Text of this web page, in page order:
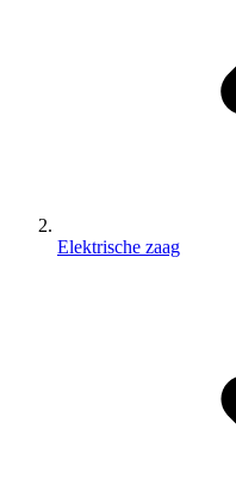
Elektrische zaag